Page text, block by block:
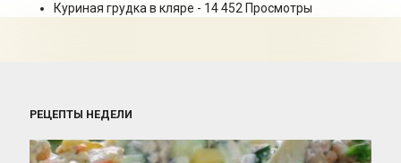
Куриная грудка в кляре - 14 452 Просмотры
РЕЦЕПТЫ НЕДЕЛИ